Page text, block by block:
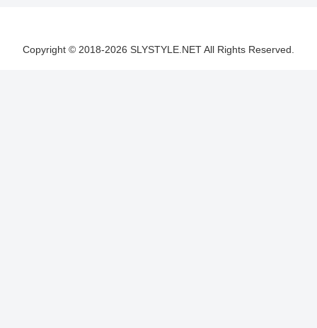
Copyright © 2018-2026 SLYSTYLE.NET All Rights Reserved.